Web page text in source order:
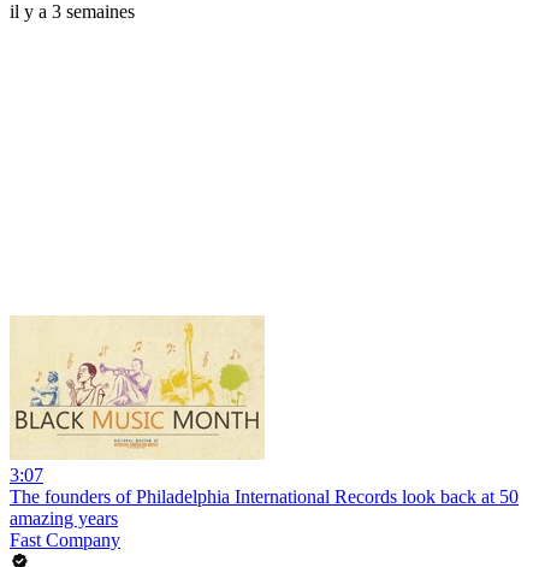
il y a 3 semaines
3:07
The founders of Philadelphia International Records look back at 50
amazing years
Fast Company